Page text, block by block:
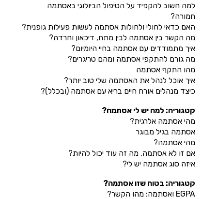
למה חשוב להקפיד על הטיפול הביולוגי באסתמה
חמורה?
האם כדאי לחולי ולחולות אסתמה לעשות פעילות גופנית?
מה הקשר בין אסתמה לבין מתח, דיכאון וחרדה?
איך מתמודדים עם אסתמה בחיי היומיום?
מה גורם להתקפי אסתמה ומהם טריגרים?
מהו התקף אסתמה
איך אוכל לנהל את האסתמה שלי טוב יותר?
כיצד מנהלים אורח חיים בריא עם אסתמה (ובכלל)?
קטגוריה: למה יש לי אסתמה?
מהי אסתמה אלרגית?
אסתמה בגיל מבוגר
מהי אסתמה?
אם זו לא אסתמה, מה זה עוד יכול להיות?
איזה סוג אסתמה יש לי?
קטגוריה: בטוח שזו אסתמה?
EGPA ואסתמה: מהו הקשר?